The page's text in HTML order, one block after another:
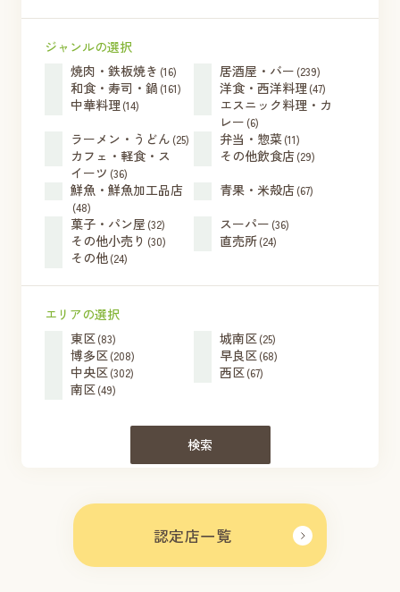
認定店一覧
ジャンルの選択
焼肉・鉄板焼き (16) 居酒屋・バー (239)
和食・寿司・鍋 (161) 洋食・西洋料理 (47)
中華料理 (14)
エスニック料理・カ
レー (6)
ラーメン・うどん (25) 弁当・惣菜(11)
カフェ・軽食・ス
イーツ (36)
その他飲食店(29)
鮮魚・鮮魚加工品店
(48)
青果・米殻店(67)
菓子・パン屋 (32) スーパー (36)
その他小売り (30) 直売所(24)
その他(24)
エリアの選択
東区(83) 城南区(25)
博多区(208) 早良区(68)
中央区(302) 西区(67)
南区(49)
検索